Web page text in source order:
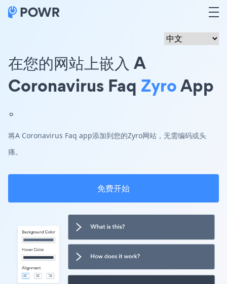
在您的网站上嵌入 A
Coronavirus Faq ZyroApp
。
将A Coronavirus Faq app添加到您的Zyro网站，无需编码或头
痛。
免费开始